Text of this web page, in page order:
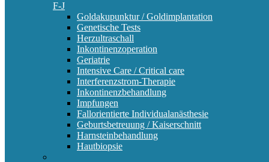
F-J
Goldakupunktur / Goldimplantation
Genetische Tests
Herzultraschall
Inkontinenzoperation
Geriatrie
Intensive Care / Critical care
Interferenzstrom-Therapie
Inkontinenzbehandlung
Impfungen
Fallorientierte Individualanästhesie
Geburtsbetreuung / Kaiserschnitt
Harnsteinbehandlung
Hautbiopsie